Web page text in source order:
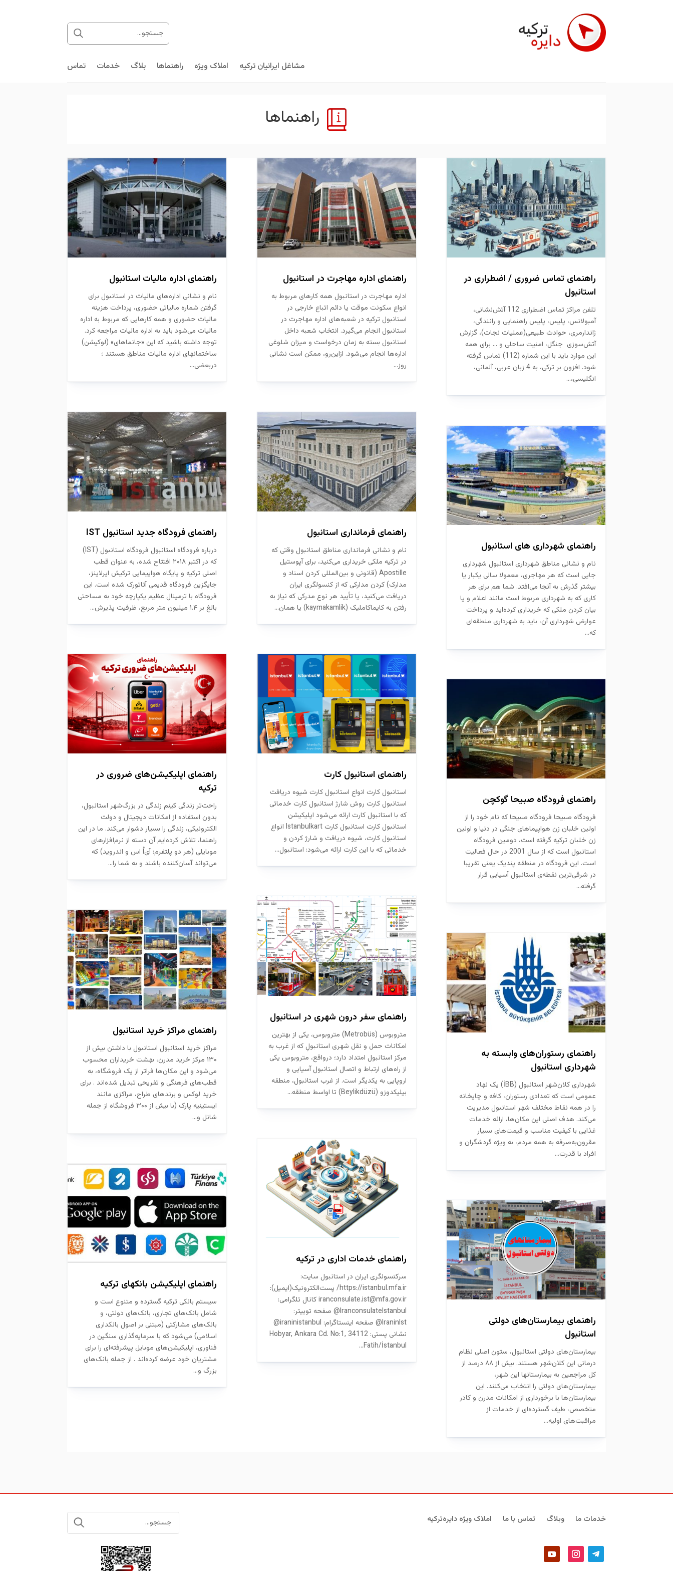
مشاغل ایرانیان ترکیه املاک ویژه راهنماها بلاگ خدمات تماس
راهنماها
راهنمای تماس ضروری / اضطراری در
استانبول
تلفن مراکز تماس اضطراری 112 آتش‌نشانی،
آمبولانس، پلیس، پلیس راهنمایی و رانندگی،
ژاندارمری، حوادث طبیعی(عملیات نجات)، گزارش
آتش‌سوزی جنگل، امنیت ساحلی و ... برای همه
این موارد باید با این شماره (112) تماس گرفته
شود. افزون بر ترکی، به 4 زبان عربی، آلمانی،
انگلیسی،...
راهنمای شهرداری های استانبول
نام و نشانی مناطق شهرداری استانبول شهرداری
جایی است که هر مهاجری، معمولا سالی یکبار یا
بیشتر گذرش به آنجا می‌افتد. شما هم برای هر
کاری که به شهرداری مربوط است مانند اعلام و یا
بیان کردن ملکی که خریداری کرده‌اید و پرداخت
عوارض شهرداری آن، باید به شهرداری منطقه‌ای
که...
راهنمای فرودگاه صبیحا گوکچن
فرودگاه صبیحا فرودگاه صبیحا که نام خود را از
اولین خلبان زن هواپیماهای جنگی در دنیا و اولین
زن خلبان ترکیه گرفته است، دومین فرودگاه
استانبول است که از سال 2001 در حال فعالیت
است. این فرودگاه در منطقه پندیک یعنی تقریبا
در شرقی‌ترین نقطه‌ی استانبول آسیایی قرار
گرفته...
راهنمای رستوران‌های وابسته به
شهرداری استانبول
شهرداری کلان‌شهر استانبول (İBB) یک نهاد
عمومی است که تعدادی رستوران، کافه و چایخانه
را در همه نقاط مختلف شهر استانبول مدیریت
می‌کند. هدف اصلی این مکان‌ها، ارائه خدمات
غذایی با کیفیت مناسب و قیمت‌های بسیار
مقرون‌به‌صرفه به همه مردم، به ویژه گردشگران و
افراد با قدرت...
راهنمای بیمارستان‌های دولتی
استانبول
بیمارستان‌های دولتی استانبول، ستون اصلی نظام
درمانی این کلان‌شهر هستند. بیش از ۸۸ درصد از
کل مراجعین به بیمارستانها این شهر،
بیمارستان‌های دولتی را انتخاب می‌کنند. این
بیمارستان‌ها با برخورداری از امکانات مدرن و کادر
متخصص، طیف گسترده‌ای از خدمات از
مراقبت‌های اولیه...
راهنمای اداره مهاجرت در استانبول
اداره مهاجرت در استانبول همه کارهای مربوط به
انواع سکونت موقت یا دائم اتباع خارجی در
استانبول ترکیه در شعبه‌های اداره مهاجرت در
استانبول انجام می‌گیرد. انتخاب شعبه داخل
استانبول بسته به زمان درخواست و میزان شلوغی
اداره‌ها انجام می‌شود. ازاین‌رو، ممکن است نشانی
روز...
راهنمای فرمانداری استانبول
نام و نشانی فرمانداری مناطق استانبول وقتی که
در ترکیه ملکی خریداری می‌کنید، برای آپوستیل
Apostille (قانونی و بین‌المللی کردن اسناد و
مدارک) کردن مدارکی که از کنسولگری ایران
دریافت می‌کنید، یا تأیید هر نوع مدرکی که نیاز به
رفتن به کایماکاملیک (kaymakamlik) یا همان...
راهنمای استانبول کارت
استانبول کارت انواع استانبول کارت شیوه دریافت
استانبول کارت روش شارژ استانبول کارت خدماتی
که با استانبول کارت ارائه می‌شود اپلیکیشن
استانبول کارت استانبول کارت Istanbulkart انواع
استانبول کارت، شیوه دریافت و شارژ کردن و
خدماتی که با این کارت ارائه می‌شود: استانبول...
راهنمای سفر درون شهری در استانبول
متروبوس (Metrobüs) متروبوس، یکی از بهترین
امکانات حمل و نقل شهری استانبولِ که از غرب به
مرکز استانبول امتداد دارد؛ درواقع، متروبوس یکی
از راه‌های ارتباط و اتصال استانبول آسیایی و
اروپایی به یکدیگر است. از غرب استانبول، منطقه
بیلیکدوزو (Beylikdüzü) تا اواسط منطقه...
راهنمای خدمات اداری در ترکیه
سرکنسولگری ایران در استانبول سایت:
https://istanbul.mfa.ir/ پست‌الکترونیک(ایمیل):
iranconsulate.ist@mfa.gov.ir کانال تلگرامی:
IranconsulateIstanbul@ صفحه توییتر:
IraninIst@ صفحه اینستاگرام: iraninistanbul@
نشانی پستی: Hobyar, Ankara Cd. No:1, 34112
Fatih/İstanbul...
راهنمای اداره مالیات استانبول
نام و نشانی اداره‌های مالیات در استانبول برای
گرفتن شماره مالیاتی حضوری، پرداخت هزینه
مالیات حضوری و همه کارهایی که مربوط به اداره
مالیات می‌شود باید به اداره مالیات مراجعه کرد.
توجه داشته باشید که این «جانماهای» (لوکیشن)
ساختمانهای اداره مالیات مناطق هستند ؛
دربعضی...
راهنمای فرودگاه جدید استانبول IST
درباره فرودگاه استانبول فرودگاه استانبول (IST)
که در اکتبر ۲۰۱۸ افتتاح شده، به عنوان قطب
اصلی ترکیه و پایگاه هواپیمایی ترکیش ایرلاینز،
جایگزین فرودگاه قدیمی آتاتورک شده است. این
فرودگاه با ترمینال عظیم یکپارچه خود به مساحتی
بالغ بر ۱.۴ میلیون متر مربع، ظرفیت پذیرش...
راهنمای اپلیکیشن‌های ضروری در
ترکیه
راحت‌تر زندگی کینم زندگی در بزرگ‌شهر استانبول،
بدون استفاده از امکانات دیجیتال و دولت
الکترونیکی، زندگی را بسیار دشوار می‌کند. ما در این
راهنما، تلاش کرده‌ایم آن دسته از نرم‌افزارهای
موبایلی (هر دو پلتفرم: آی‌اُ اس و اندروید) که
می‌تواند آسان‌کننده باشند و به شما را...
راهنمای مراکز خرید استانبول
مراکز خرید استانبول استانبول با داشتن بیش از
۱۳۰ مرکز خرید مدرن، بهشت خریداران محسوب
می‌شود و این مکان‌ها فراتر از یک فروشگاه، به
قطب‌های فرهنگی و تفریحی تبدیل شده‌اند . برای
خرید لوکس و برندهای طراح، مراکزی مانند
ایستینیه پارک (با بیش از ۳۰۰ فروشگاه از جمله
شانل و...
راهنمای اپلیکیشن بانکهای ترکیه
سیستم بانکی ترکیه گسترده و متنوع است و
شامل بانک‌های تجاری، بانک‌های دولتی، و
بانک‌های مشارکتی (مبتنی بر اصول بانکداری
اسلامی) می‌شود که با سرمایه‌گذاری سنگین در
فناوری، اپلیکیشن‌های موبایل پیشرفته‌ای را برای
مشتریان خود عرضه کرده‌اند . از جمله بانک‌های
بزرگ و...
خدمات ما وبلاگ تماس با ما املاک ویژه دایره‌ترکیه